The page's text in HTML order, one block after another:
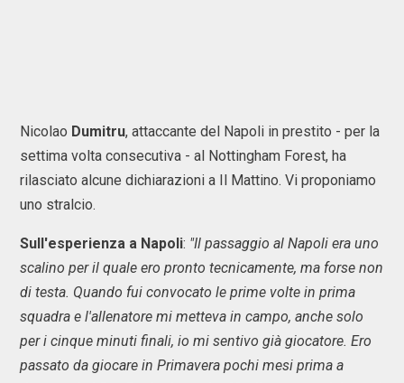
Nicolao Dumitru, attaccante del Napoli in prestito - per la
settima volta consecutiva - al Nottingham Forest, ha
rilasciato alcune dichiarazioni a Il Mattino. Vi proponiamo
uno stralcio.
Sull'esperienza a Napoli: "Il passaggio al Napoli era uno
scalino per il quale ero pronto tecnicamente, ma forse non
di testa. Quando fui convocato le prime volte in prima
squadra e l'allenatore mi metteva in campo, anche solo
per i cinque minuti finali, io mi sentivo già giocatore. Ero
passato da giocare in Primavera pochi mesi prima a